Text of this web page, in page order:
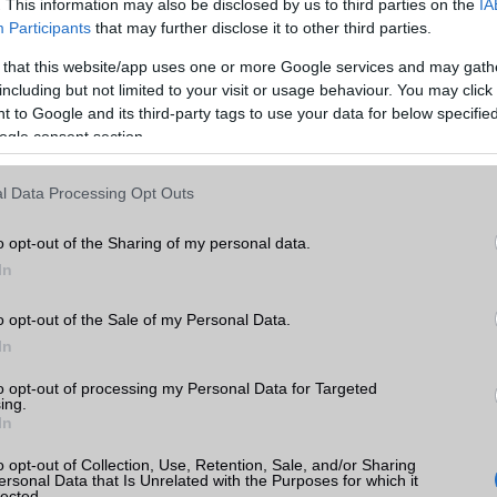
This information may also be disclosed by us to third parties on the
Participants that may further disclose it to other third parties.
that this website/app uses one or more Google services and may
but not limited to your visit or usage behaviour. You may
to Google and its third-party tags to use your data for below
consent section.
Data Processing Opt Outs
opt-out of the Sharing of my personal data.
opt-out of the Sale of my Personal Data.
opt-out of processing my Personal Data for Targeted
opt-out of Collection, Use, Retention, Sale, and/or Sharing
Data that Is Unrelated with the Purposes for which it
Telefonkönyv db dinamikus
Min. memória 8 GB
ADATCSERE
MMS Nincs
Bluetooth v5,x